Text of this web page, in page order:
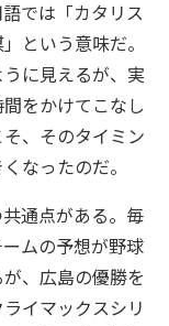
では「カタリス
という意味だ。
に見えるが、実
をかけてこなし
、そのタイミン
なったのだ。
通点がある。毎
ムの予想が野球
、広島の優勝を
イマックスシリ